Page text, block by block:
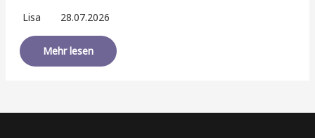
Lisa 28.07.2026
Mehr lesen